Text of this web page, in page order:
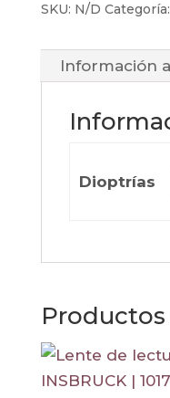
SKU: N/D Categoría:
Información
Dioptrías